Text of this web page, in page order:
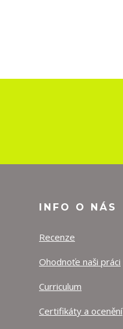
INFO O NÁS
Recenze
Ohodnoťe naši práci
Curriculum
Certifikáty a ocenění